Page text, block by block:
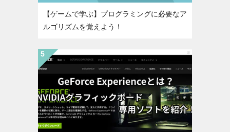
【ゲームで学ぶ】プログラミングに必要なア
ルゴリズムを覚えよう！